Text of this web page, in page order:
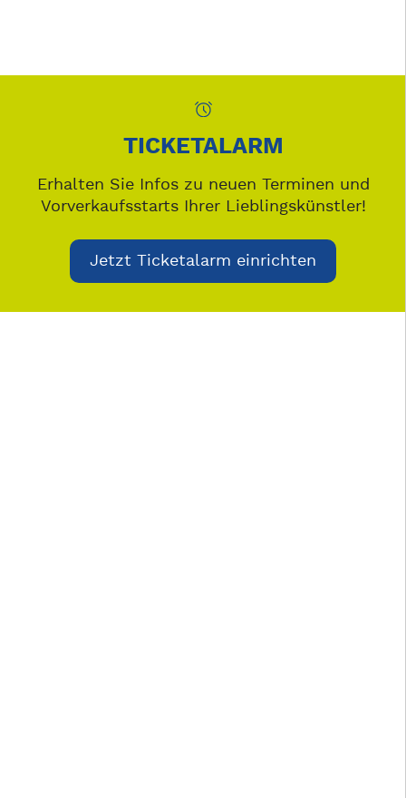
TICKETALARM
Erhalten Sie Infos zu neuen Terminen und
Vorverkaufsstarts Ihrer Lieblingskünstler!
Jetzt Ticketalarm einrichten